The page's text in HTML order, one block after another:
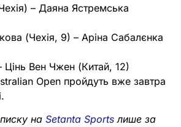
– Даяна Ястремська
(Чехія, 9) – Аріна Сабалєнка
Цінь Вен Чжен (Китай, 12)
Open пройдуть вже завтра
на Setanta Sports лише за